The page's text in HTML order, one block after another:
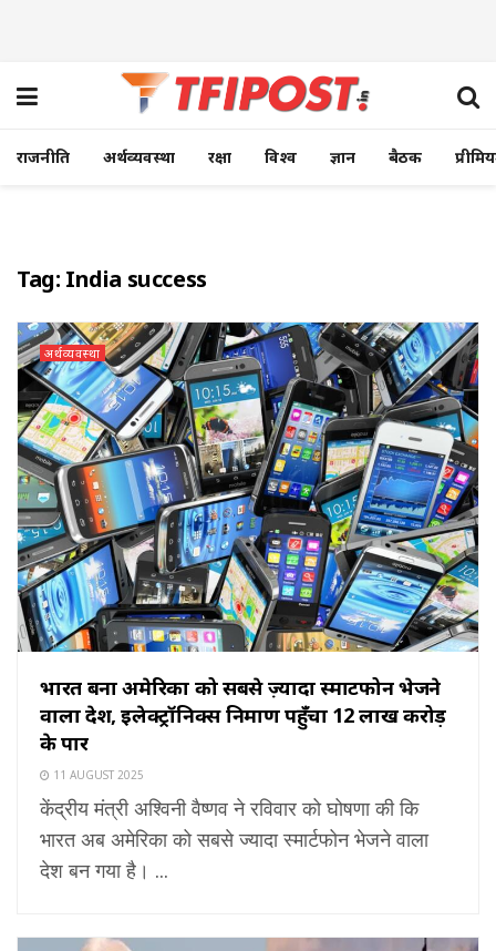
राजनीति अर्थव्यवस्था रक्षा विश्व ज्ञान बैठक
Tag: India success
अर्थव्यवस्था
भारत बना अमेरिका को सबसे ज़्यादा स्मार्टफोन भेजने
वाला देश, इलेक्ट्रॉनिक्स निर्माण पहुँचा ₹12 लाख करोड़
के पार
11 AUGUST 2025
केंद्रीय मंत्री अश्विनी वैष्णव ने रविवार को घोषणा की कि
भारत अब अमेरिका को सबसे ज्यादा स्मार्टफोन भेजने वाला
देश बन गया है। ...